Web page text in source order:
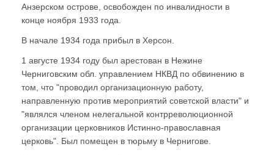
Анзерском острове, освобожден по инвалидности в
конце ноября 1933 года.
В начале 1934 года прибыл в Херсон.
1 августе 1934 году был арестован в Нежине
Черниговским обл. управлением НКВД по обвинению в
том, что "проводил организационную работу,
направленную против мероприятий советской власти" и
"являлся членом нелегальной контрреволюционной
организации церковников Истинно-православная
церковь". Был помещен в тюрьму в Чернигове.